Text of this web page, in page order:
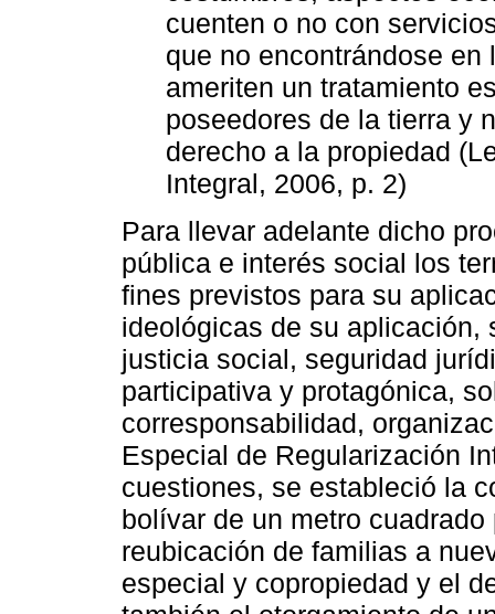
cuenten o no con
que no encontrándose
ameriten un tratamiento
poseedores de la tierra y
derecho a la propiedad
Integral, 2006, p. 2)
Para llevar adelante dicho
pública e interés social los
fines previstos para su
ideológicas de su aplicación,
justicia social, seguridad
participativa y protagónica,
corresponsabilidad,
Especial de Regularización
cuestiones, se estableció la
bolívar de un metro
reubicación de familias a
especial y copropiedad y el